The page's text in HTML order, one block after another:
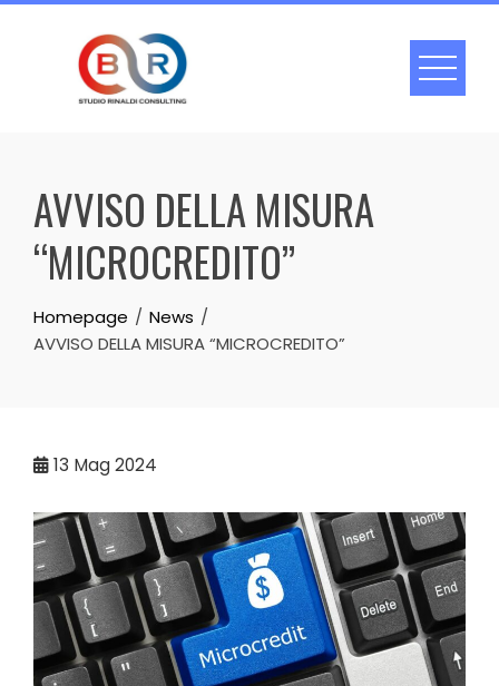
Skip
AVVISO DELLA MISURA
“MICROCREDITO”
Homepage
News
AVVISO DELLA MISURA “MICROCREDITO”
13 Mag 2024